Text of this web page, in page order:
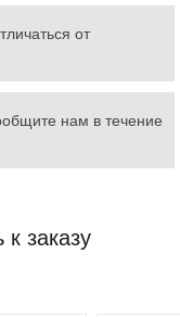
от
нам в течение
заказу